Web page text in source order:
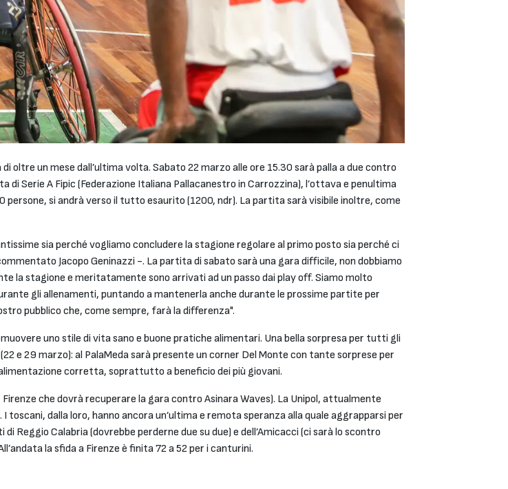
oltre un mese dall’ultima volta. Sabato 22 marzo alle ore 15.30 sarà palla a due contro
di Serie A Fipic (Federazione Italiana Pallacanestro in Carrozzina), l’ottava e penultima
si andrà verso il tutto esaurito (1200, ndr). La partita sarà visibile inoltre, come
sia perché vogliamo concludere la stagione regolare al primo posto sia perché ci
Jacopo Geninazzi -. La partita di sabato sarà una gara difficile, non dobbiamo
la stagione e meritatamente sono arrivati ad un passo dai play off. Siamo molto
gli allenamenti, puntando a mantenerla anche durante le prossime partite per
pubblico che, come sempre, farà la differenza".
uno stile di vita sano e buone pratiche alimentari. Una bella sorpresa per tutti gli
e 29 marzo): al PalaMeda sarà presente un corner Del Monte con tante sorprese per
corretta, soprattutto a beneficio dei più giovani.
che dovrà recuperare la gara contro Asinara Waves). La Unipol, attualmente
dalla loro, hanno ancora un’ultima e remota speranza alla quale aggrapparsi per
Calabria (dovrebbe perderne due su due) e dell’Amicacci (ci sarà lo scontro
la sfida a Firenze è finita 72 a 52 per i canturini.